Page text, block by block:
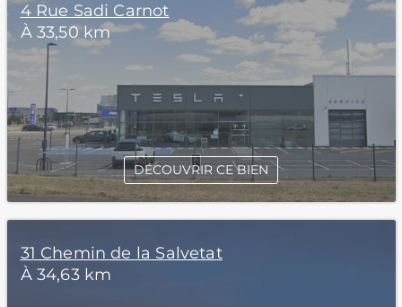
4 Rue Sadi Carnot
À 33,50 km
DÉCOUVRIR CE BIEN
31 Chemin de la Salvetat
À 34,63 km